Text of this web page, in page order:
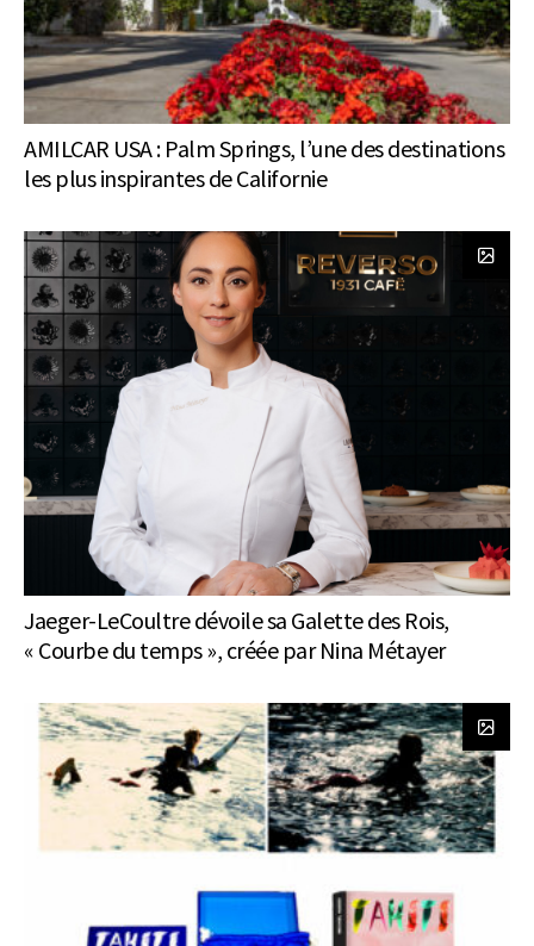
AMILCAR USA : Palm Springs, l’une des destinations
les plus inspirantes de Californie
Jaeger-LeCoultre dévoile sa Galette des Rois,
« Courbe du temps », créée par Nina Métayer